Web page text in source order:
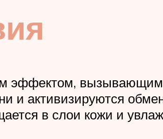
эффектом, вызывающим
и активизируются
в слои кожи и